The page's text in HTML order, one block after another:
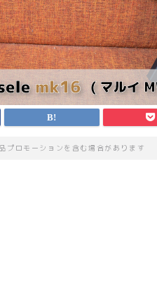
プロモーションを含む場合があります